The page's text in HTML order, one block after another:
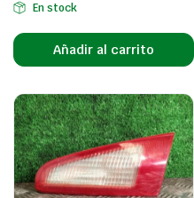
En stock
Añadir al carrito